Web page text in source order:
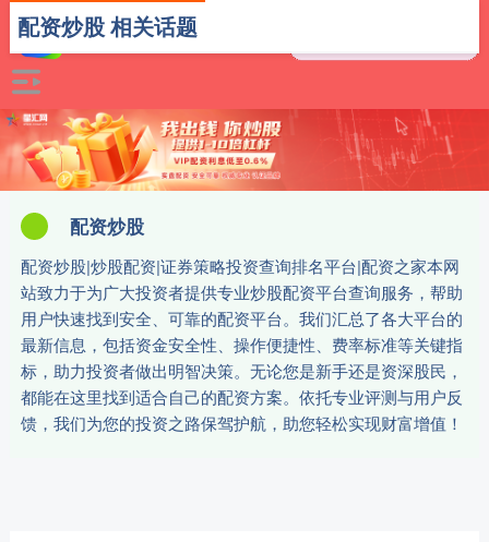
配资炒股
配资炒股|炒股配资|证券策略投资查询排名平台|配资之家本网
站致力于为广大投资者提供专业炒股配资平台查询服务，帮助
用户快速找到安全、可靠的配资平台。我们汇总了各大平台的
最新信息，包括资金安全性、操作便捷性、费率标准等关键指
标，助力投资者做出明智决策。无论您是新手还是资深股民，
都能在这里找到适合自己的配资方案。依托专业评测与用户反
馈，我们为您的投资之路保驾护航，助您轻松实现财富增值！
配资炒股 相关话题